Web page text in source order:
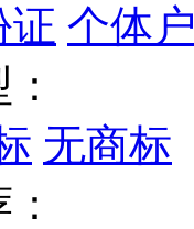
证 个体
无商标